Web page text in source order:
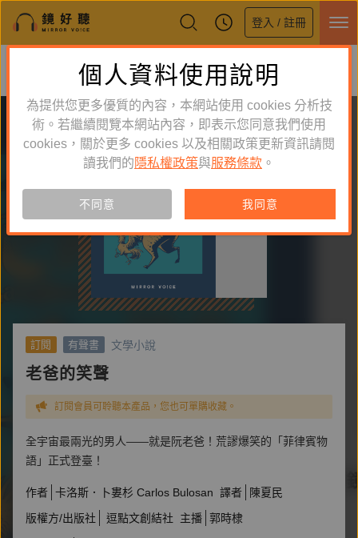
登入 / 註冊
鏡好聽全新APP上線
體驗全面升級，即刻下載
訂閱 有聲書 文學小說
老爸的笑聲
訂閱會員可聆聽本產品，您也可單購收藏。
全宇宙最兩光的男人——就是阮老爸！荒謬爆笑的「菲律賓物
語」正式登臺！
作者 卡洛斯．卜婁杉 Carlos Bulosan 譯者
陳夏民
版權方/出版社
逗點文創結社 主播 郭時棣
個人資料使用說明
為提供您更多優質的內容，本網站使用 cookies 分析技
術。若繼續閱覽本網站內容，即表示您同意我們使用
cookies，關於更多 cookies 以及相關政策更新資訊請閱
讀我們的 隱私權政策與服務條款 。
不同意 我同意